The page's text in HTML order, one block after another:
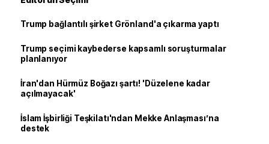
Trump bağlantılı şirket Grönland'a çıkarma yaptı
Trump seçimi kaybederse kapsamlı soruşturmalar
planlanıyor
İran'dan Hürmüz Boğazı şartı! 'Düzelene kadar
açılmayacak'
İslam İşbirliği Teşkilatı'ndan Mekke Anlaşması’na
destek